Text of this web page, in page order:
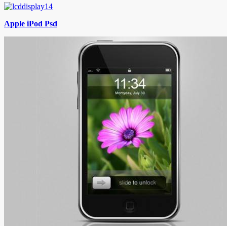
Apple iPod Psd